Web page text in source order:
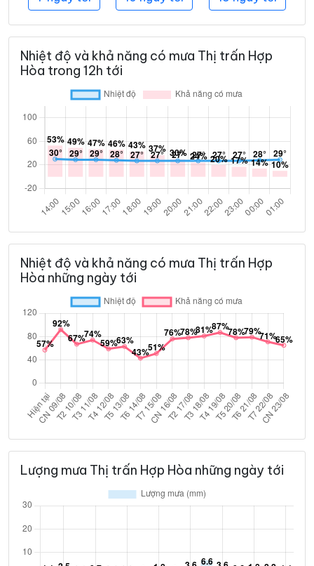
Nhiệt độ và khả năng có mưa Thị trấn Hợp
Hòa trong 12h tới
Nhiệt độ và khả năng có mưa Thị trấn Hợp
Hòa những ngày tới
Lượng mưa Thị trấn Hợp Hòa những ngày tới